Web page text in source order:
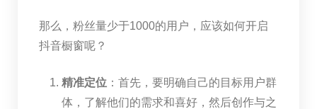
那么，粉丝量少于1000的用户，应该如何开启
抖音橱窗呢？
精准定位：首先，要明确自己的目标用户群
体，了解他们的需求和喜好，然后创作与之